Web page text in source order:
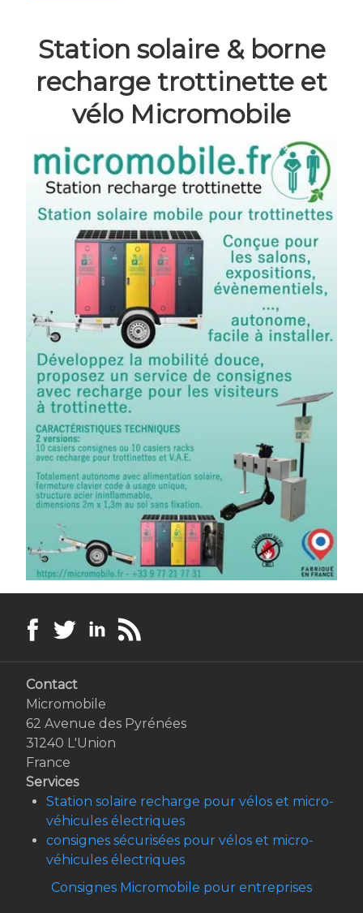
Station solaire & borne
recharge trottinette et
vélo Micromobile
Contact
Micromobile
62 Avenue des Pyrénées
31240 L'Union
France
Services
Station solaire recharge pour vélos et micro-
véhicules électriques
consignes sécurisées pour vélos et micro-
véhicules électriques
Consignes Micromobile pour entreprises